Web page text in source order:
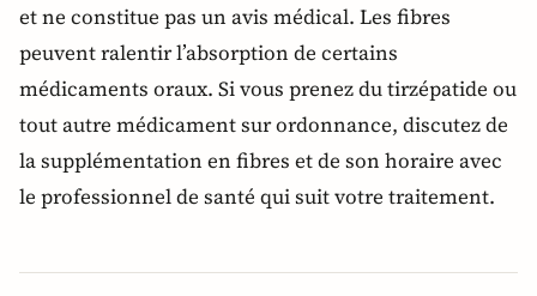
et ne constitue pas un avis médical. Les fibres
peuvent ralentir l’absorption de certains
médicaments oraux. Si vous prenez du tirzépatide ou
tout autre médicament sur ordonnance, discutez de
la supplémentation en fibres et de son horaire avec
le professionnel de santé qui suit votre traitement.